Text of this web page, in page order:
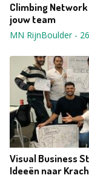
Climbing
jouw team
MN RijnBoulder-
Visual Business
Ideeën naar